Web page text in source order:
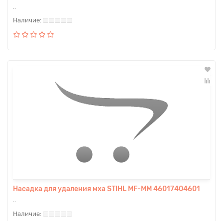
..
Насадка для удаления мха STIHL MF-MM 46017404601
..